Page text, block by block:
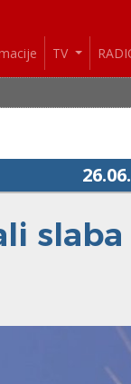
TV
slaba